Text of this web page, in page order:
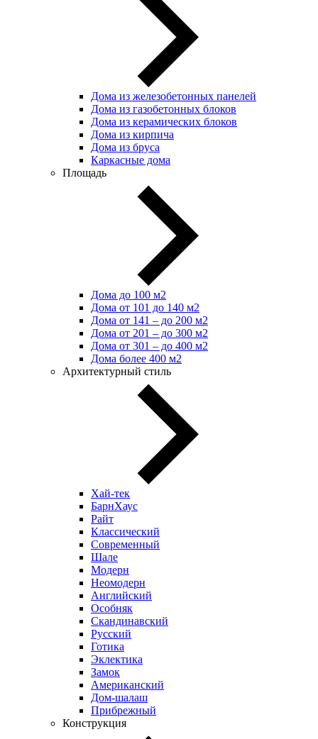
Дома из железобетонных панелей
Дома из газобетонных блоков
Дома из керамических блоков
Дома из кирпича
Дома из бруса
Каркасные дома
Площадь
Дома до 100 м2
Дома от 101 до 140 м2
Дома от 141 – до 200 м2
Дома от 201 – до 300 м2
Дома от 301 – до 400 м2
Дома более 400 м2
Архитектурный стиль
Хай-тек
БарнХаус
Райт
Классический
Современный
Шале
Модерн
Неомодерн
Английский
Особняк
Скандинавский
Русский
Готика
Эклектика
Замок
Американский
Дом-шалаш
Прибрежный
Конструкция